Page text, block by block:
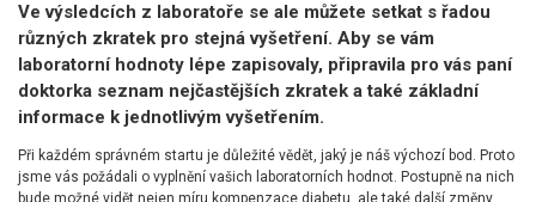
Ve výsledcích z laboratoře se ale můžete setkat s řadou
různých zkratek pro stejná vyšetření. Aby se vám
laboratorní hodnoty lépe zapisovaly, připravila pro vás paní
doktorka seznam nejčastějších zkratek a také základní
informace k jednotlivým vyšetřením.
Při každém správném startu je důležité vědět, jaký je náš výchozí bod. Proto
jsme vás požádali o vyplnění vašich laboratorních hodnot. Postupně na nich